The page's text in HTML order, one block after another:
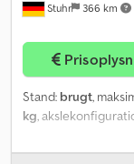
Stuhr 366 km
Stand: brugt,
kg,
muligt: 90.000 kg •